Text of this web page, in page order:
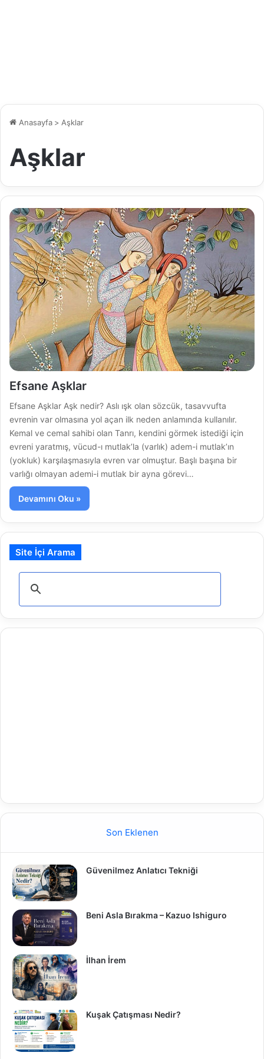
Anasayfa > Aşklar
Aşklar
Efsane Aşklar
Efsane Aşklar Aşk nedir? Aslı ışk olan sözcük, tasavvufta
evrenin var olmasına yol açan ilk neden anlamında kullanılır.
Kemal ve cemal sahibi olan Tanrı, kendini gör­mek istediği için
evreni yaratmış, vücud-ı mut­lak’la (varlık) adem-i mutlak’ın
(yokluk) karşı­laşmasıyla evren var olmuştur. Başlı başına bir
varlığı olmayan ademi-i mutlak bir ay­na görevi…
Devamını Oku »
Site İçi Arama
Son Eklenen
Güvenilmez Anlatıcı Tekniği
Beni Asla Bırakma – Kazuo Ishiguro
İlhan İrem
Kuşak Çatışması Nedir?